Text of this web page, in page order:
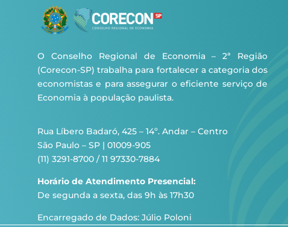
O Conselho Regional de Economia – 2ª Região
(Corecon-SP) trabalha para fortalecer a categoria dos
economistas e para assegurar o eficiente serviço de
Economia à população paulista.
Rua Líbero Badaró, 425 – 14º. Andar – Centro
São Paulo – SP | 01009-905
(11) 3291-8700 / 11 97330-7884
Horário de Atendimento Presencial:
De segunda a sexta, das 9h às 17h30
Encarregado de Dados: Júlio Poloni